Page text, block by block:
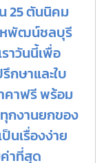
25 ตันนิคม
หพัฒน์ชลบุรี
าวันนี้เพื่อ
กษาและใบ
คาฟรี พร้อม
กงานยกของ
นเรื่องง่าย
าที่สุด